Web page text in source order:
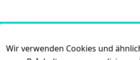
Wir verwenden Cookies und
Rechtliches